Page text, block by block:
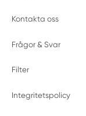
Kontakta oss
Frågor & Svar
Filter
Integritetspolicy